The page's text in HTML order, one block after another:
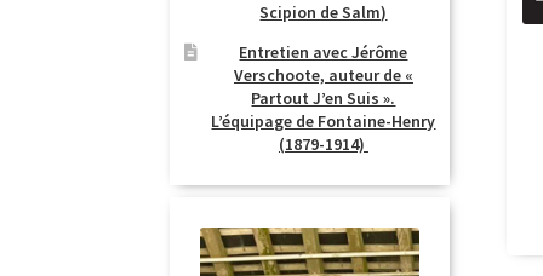
Scipion de Salm)
Entretien avec Jérôme
Verschoote, auteur de «
Partout J’en Suis ».
L’équipage de Fontaine-Henry
(1879-1914)